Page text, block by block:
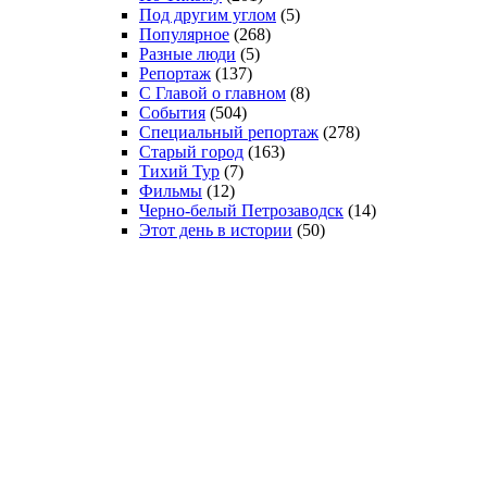
Под другим углом (5)
Популярное (268)
Разные люди (5)
Репортаж (137)
С Главой о главном (8)
События (504)
Специальный репортаж (278)
Старый город (163)
Тихий Тур (7)
Фильмы (12)
Черно-белый Петрозаводск (14)
Этот день в истории (50)